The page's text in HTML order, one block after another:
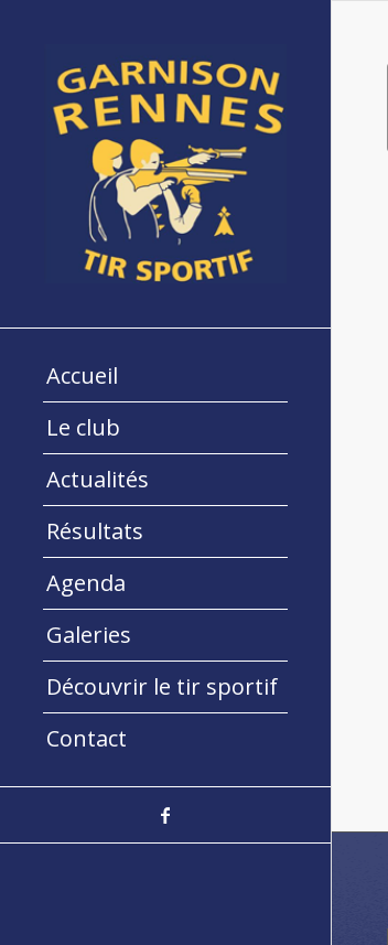
Accueil
Le club
Actualités
Résultats
Agenda
Galeries
Découvrir le tir sportif
Contact